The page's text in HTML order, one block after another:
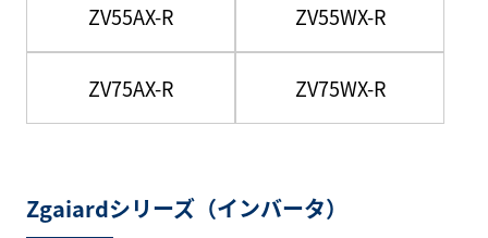
ZV55AX-R ZV55WX-R
ZV75AX-R ZV75WX-R
Zgaiardシリーズ（インバータ）